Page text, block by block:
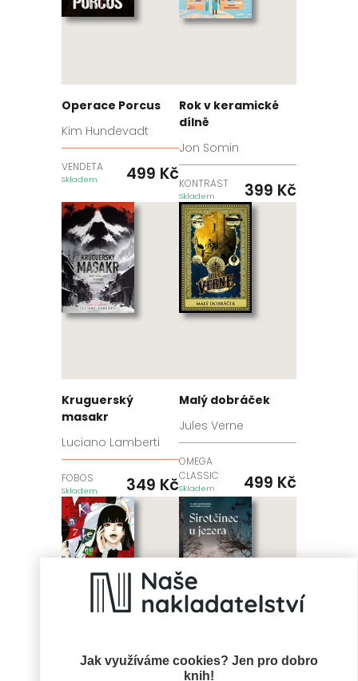
Jak využíváme cookies? Jen pro dobro
knih!
Operace Porcus
Kim Hundevadt
VENDETA
Skladem 499 Kč
Rok v keramické
dílně
Jon Somin
KONTRAST
Skladem 399 Kč
Kruguerský
masakr
Luciano Lamberti
FOBOS
Skladem 349 Kč
Malý dobráček
Jules Verne
OMEGA
CLASSIC
Skladem 499 Kč